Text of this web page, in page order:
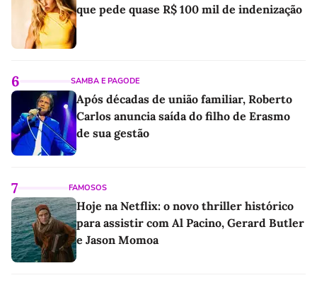
que pede quase R$ 100 mil de indenização
6 SAMBA E PAGODE
Após décadas de união familiar, Roberto
Carlos anuncia saída do filho de Erasmo
de sua gestão
7 FAMOSOS
Hoje na Netflix: o novo thriller histórico
para assistir com Al Pacino, Gerard Butler
e Jason Momoa